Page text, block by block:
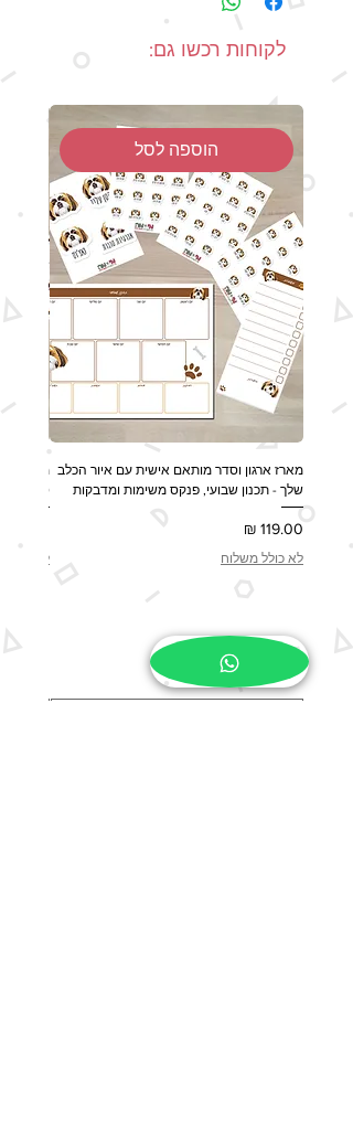
השונות כולל גם את זמן ההפקה.
למוצר האמיתי, כתוצאה מהבדלי מסכים
ותצוגות.
-כל הזכויות על העיצוב שמורות.
לקוחות רכשו גם:
הוספה לסל
מארז ארגון וסדר מותאם אישית עם איור הכלב
שלך - תכנון שבועי, פנקס משימות ומדבקות
מחיר
לא כולל משלוח
מארז
ספל, שלט לדלת
לא כולל